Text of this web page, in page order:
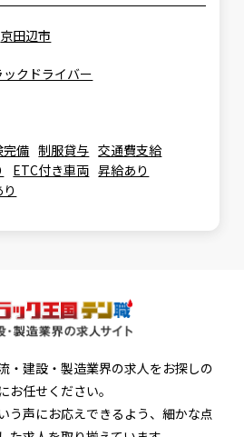
京田辺市
クドライバー
完備 制服貸与 交通費支給
ETC付き車両 昇給あり
・建設・製造業界の求人をお探しの
お任せください。
う声にお応えできるよう、細かな点